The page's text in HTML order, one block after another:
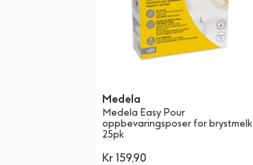
Medela
Medela Easy Pour
oppbevaringsposer for brystmelk
25pk
Kr 159,90